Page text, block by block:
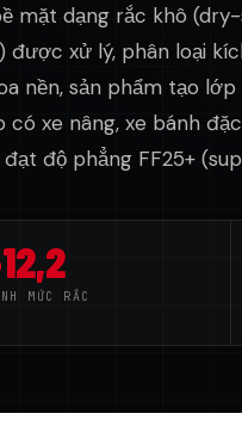
mặt dạng rắc khô (dry-
xử lý, phân loại
nền, sản phẩm tạo
xe nâng, xe bánh
độ phẳng FF25+
MỨC RẮC